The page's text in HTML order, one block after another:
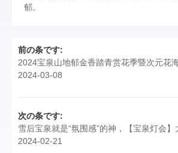
郁。
前の条です:
2024宝泉山地郁金香踏青赏花季暨次元花
2024-03-08
次の条です:
雪后宝泉就是“氛围感”的神，【宝泉灯会】
2024-02-21